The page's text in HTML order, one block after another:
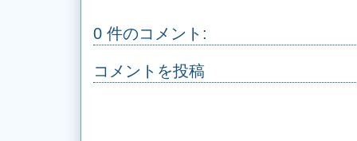
0 件のコメント:
コメントを投稿